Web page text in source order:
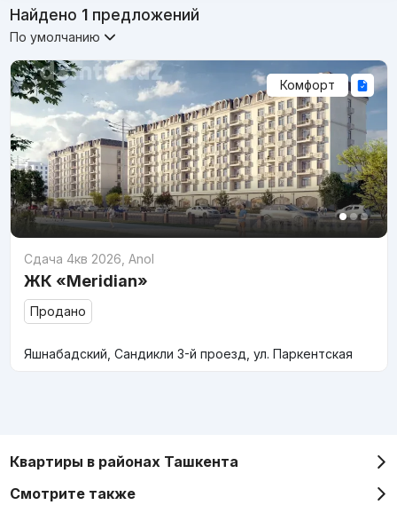
Найдено 1предложений
По умолчанию
Комфорт
Сдача 4кв 2026 Anol
ЖК «Meridian»
Продано
Яшнабадский, Сандикли 3-й проезд, ул. Паркентская
Квартиры в районах Ташкента
Смотрите также